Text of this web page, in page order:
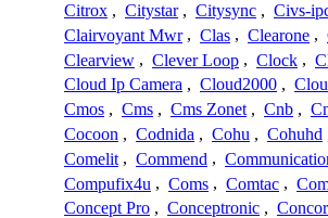
Citrox , Citystar , Citysync , Civs-
Clairvoyant Mwr , Clas , Clearone ,
Clearview , Clever Loop , Clock ,
Cloud Ip Camera , Cloud2000 ,
Cmos , Cms , Cms Zonet , Cnb ,
Cocoon , Codnida , Cohu , Cohuhd
Comelit , Commend ,
Compufix4u , Coms , Comtac ,
Concept Pro , Conceptronic ,